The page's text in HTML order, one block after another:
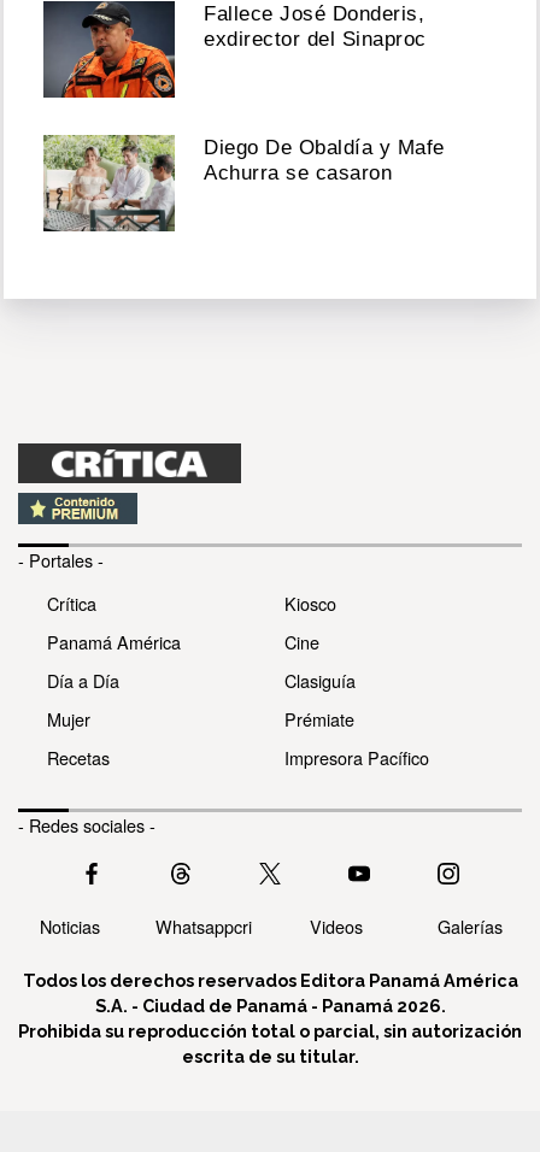
Fallece José Donderis,
exdirector del Sinaproc
Diego De Obaldía y Mafe
Achurra se casaron
- Portales -
Crítica
Panamá América
Día a Día
Mujer
Recetas
Kiosco
Cine
Clasiguía
Prémiate
Impresora Pacífico
- Redes sociales -
Noticias Whatsappcri Videos Galerías
Todos los derechos reservados Editora Panamá América
S.A. - Ciudad de Panamá - Panamá 2026.
Prohibida su reproducción total o parcial, sin autorización
escrita de su titular.